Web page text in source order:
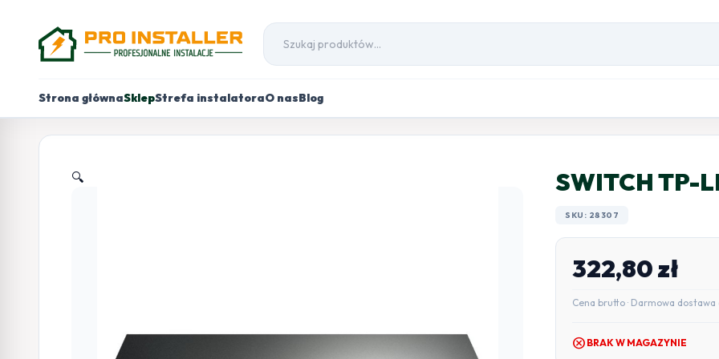
Strona głównaSklepStrefa instalatoraO nasBlog
🔍 SWITCH TP-
SKU: 28307
322,80zł
Cena brutto · Darmowa dostawa
cancel BRAK W MAGAZYNIE